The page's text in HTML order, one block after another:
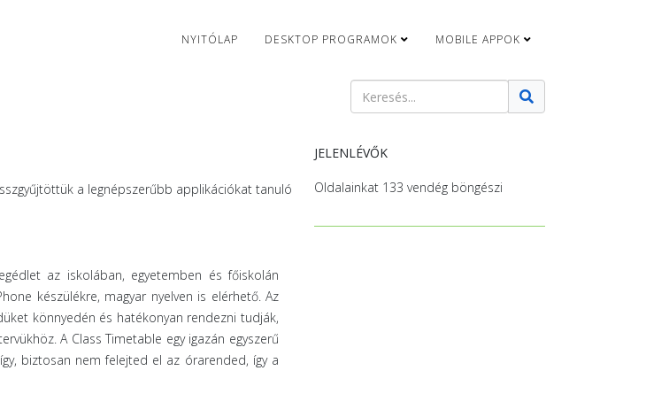
NYITÓLAP DESKTOP PROGRAMOK MOBILE APPOK
Keresés
a legnépszerűbb applikációkat tanuló
az iskolában, egyetemben és főiskolán
készülékre, magyar nyelven is elérhető. Az
könnyedén és hatékonyan rendezni tudják,
A Class Timetable egy igazán egyszerű
biztosan nem felejted el az órarended, így a
JELENLÉVŐK
Oldalainkat 133 vendég böngészi